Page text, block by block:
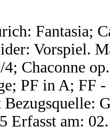
Fantasia;
Vorspiel.
Chaconne
PF in A; FF
Bezugsquelle:
Erfasst am: